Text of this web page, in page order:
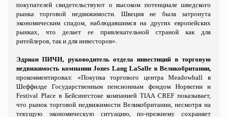
покупателей свидетельствуют о высоком потенциале шведского
рынка торговой недвижимости. Швеция не была затронута
экономическим спадом, наблюдавшимся на других европейских
рынках, что делает ее привлекательной страной как для
ритейлеров, так и для инвесторов».
Эдриан ПИЧИ, руководитель отдела инвестиций в торговую
недвижимость компании Jones Lang LaSalle в Великобритании,
прокомментировал: «Покупка торгового центраMeadowhall в
Шеффилде Государственным пенсионным фондом Норвегии и
Festival Place в Бейсингстоке компанией TIAA CREF показывает,
что рынок торговой недвижимости Великобритании, несмотря на
текущую экономическую ситуацию, по-прежнему сохраняет